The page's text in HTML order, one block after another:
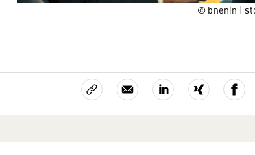
© bnenin |